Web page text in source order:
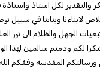
والتقدير لكل استاذ
لابناءنا وبناتنا في سبيل
الجهل والظلام الى نور
لكم ودمتم سالمين لهذا
المقدسة وفقكم